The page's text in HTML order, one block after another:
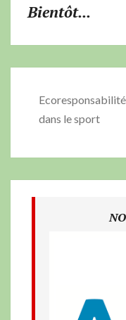
Bientôt...
dans le sport